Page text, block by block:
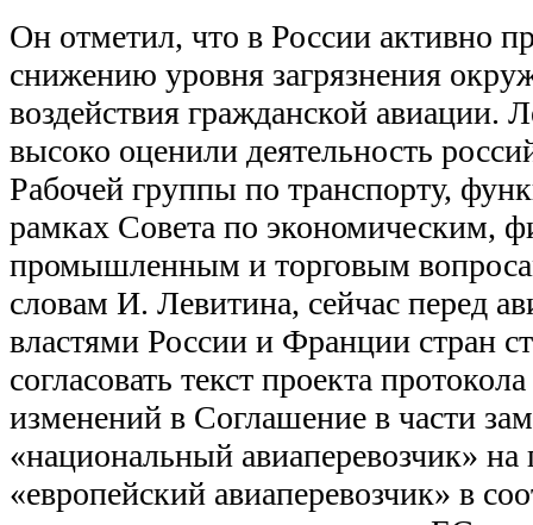
Он отметил, что в России активно
снижению уровня загрязнения
воздействия гражданской авиации.
высоко оценили деятельность
Рабочей группы по транспорту,
рамках Совета по экономическим,
промышленным и торговым
словам И. Левитина, сейчас перед
властями России и Франции стран
согласовать текст проекта
изменений в Соглашение в части
«национальный авиаперевозчик» на
«европейский авиаперевозчик» в